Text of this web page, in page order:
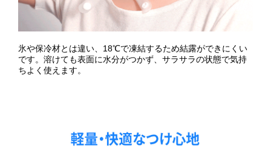
氷や保冷材とは違い、18℃で凍結するため結露ができにくい
です。溶けても表面に水分がつかず、サラサラの状態で気持
ちよく使えます。